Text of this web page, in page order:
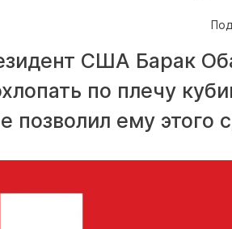
США Барак
по плечу
позволил ему этого